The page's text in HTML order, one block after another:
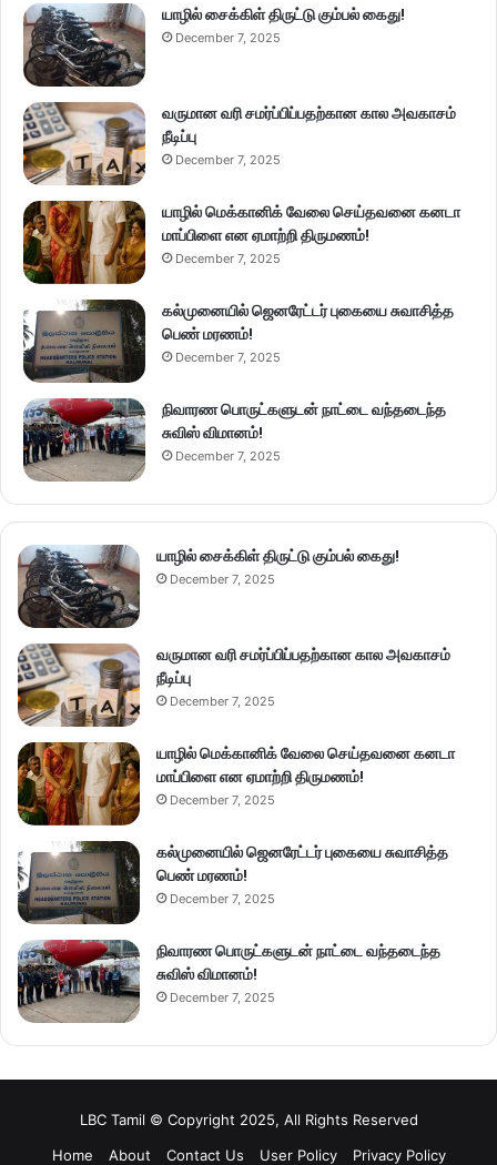
யாழில் சைக்கிள் திருட்டு கும்பல் கைது!
December 7, 2025
வருமான வரி சமர்ப்பிப்பதற்கான கால அவகாசம்
நீடிப்பு
December 7, 2025
யாழில் மெக்கானிக் வேலை செய்தவனை கனடா
மாப்பிளை என ஏமாற்றி திருமணம்!
December 7, 2025
கல்முனையில் ஜெனரேட்டர் புகையை சுவாசித்த
பெண் மரணம்!
December 7, 2025
நிவாரண பொருட்களுடன் நாட்டை வந்தடைந்த
சுவிஸ் விமானம்!
December 7, 2025
யாழில் சைக்கிள் திருட்டு கும்பல் கைது!
December 7, 2025
வருமான வரி சமர்ப்பிப்பதற்கான கால அவகாசம்
நீடிப்பு
December 7, 2025
யாழில் மெக்கானிக் வேலை செய்தவனை கனடா
மாப்பிளை என ஏமாற்றி திருமணம்!
December 7, 2025
கல்முனையில் ஜெனரேட்டர் புகையை சுவாசித்த
பெண் மரணம்!
December 7, 2025
நிவாரண பொருட்களுடன் நாட்டை வந்தடைந்த
சுவிஸ் விமானம்!
December 7, 2025
LBC Tamil © Copyright 2025, All Rights Reserved
Home
About Contact Us User Policy Privacy Policy